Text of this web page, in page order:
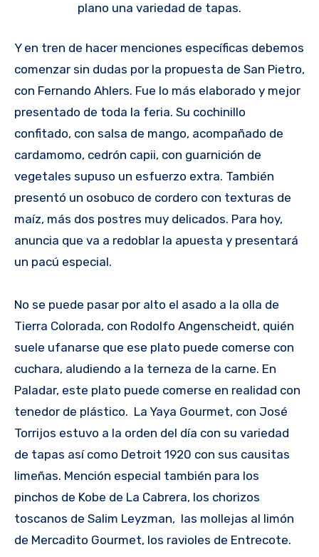
plano una variedad de tapas.
Y en tren de hacer menciones específicas debemos
comenzar sin dudas por la propuesta de San Pietro,
con Fernando Ahlers. Fue lo más elaborado y mejor
presentado de toda la feria. Su cochinillo
confitado, con salsa de mango, acompañado de
cardamomo, cedrón capii, con guarnición de
vegetales supuso un esfuerzo extra. También
presentó un osobuco de cordero con texturas de
maíz, más dos postres muy delicados. Para hoy,
anuncia que va a redoblar la apuesta y presentará
un pacú especial.
No se puede pasar por alto el asado a la olla de
Tierra Colorada, con Rodolfo Angenscheidt, quién
suele ufanarse que ese plato puede comerse con
cuchara, aludiendo a la terneza de la carne. En
Paladar, este plato puede comerse en realidad con
tenedor de plástico. La Yaya Gourmet, con José
Torrijos estuvo a la orden del día con su variedad
de tapas así como Detroit 1920 con sus causitas
limeñas. Mención especial también para los
pinchos de Kobe de La Cabrera, los chorizos
toscanos de Salim Leyzman, las mollejas al limón
de Mercadito Gourmet, los ravioles de Entrecote.